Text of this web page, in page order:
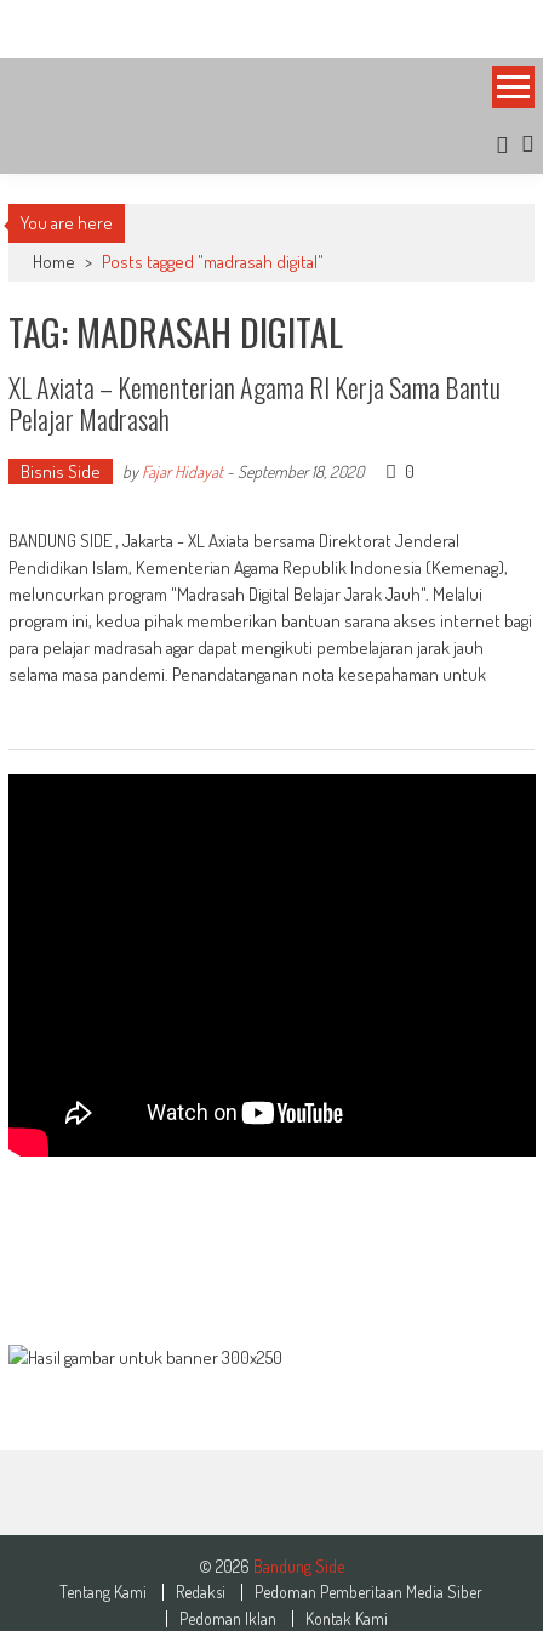
content
You are here
Home > Posts tagged "madrasah digital"
TAG: MADRASAH DIGITAL
XL Axiata – Kementerian Agama RI Kerja Sama Bantu
Pelajar Madrasah
Bisnis Side byFajar Hidayat- September 18, 2020 0
BANDUNG SIDE , Jakarta - XL Axiata bersama Direktorat Jenderal
Pendidikan Islam, Kementerian Agama Republik Indonesia (Kemenag),
meluncurkan program "Madrasah Digital Belajar Jarak Jauh". Melalui
program ini, kedua pihak memberikan bantuan sarana akses internet bagi
para pelajar madrasah agar dapat mengikuti pembelajaran jarak jauh
selama masa pandemi. Penandatanganan nota kesepahaman untuk
© 2026 Bandung Side
Tentang Kami
Redaksi
Pedoman Pemberitaan Media Siber
Pedoman Iklan
Kontak Kami